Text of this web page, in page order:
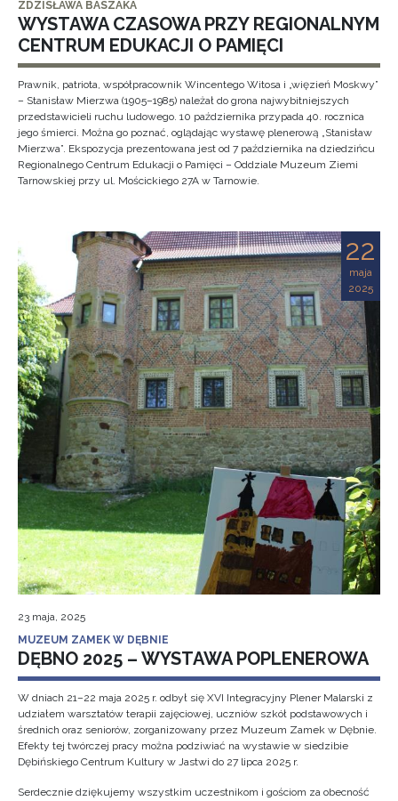
ZDZISŁAWA BASZAKA
WYSTAWA CZASOWA PRZY REGIONALNYM
CENTRUM EDUKACJI O PAMIĘCI
Prawnik, patriota, współpracownik Wincentego Witosa i „więzień Moskwy”
– Stanisław Mierzwa (1905–1985) należał do grona najwybitniejszych
przedstawicieli ruchu ludowego. 10 października przypada 40. rocznica
jego śmierci. Można go poznać, oglądając wystawę plenerową „Stanisław
Mierzwa”. Ekspozycja prezentowana jest od 7 października na dziedzińcu
Regionalnego Centrum Edukacji o Pamięci – Oddziale Muzeum Ziemi
Tarnowskiej przy ul. Mościckiego 27A w Tarnowie.
22
maja
2025
23 maja, 2025
MUZEUM ZAMEK W DĘBNIE
DĘBNO 2025 – WYSTAWA POPLENEROWA
W dniach 21–22 maja 2025 r. odbył się XVI Integracyjny Plener Malarski z
udziałem warsztatów terapii zajęciowej, uczniów szkół podstawowych i
średnich oraz seniorów, zorganizowany przez Muzeum Zamek w Dębnie.
Efekty tej twórczej pracy można podziwiać na wystawie w siedzibie
Dębińskiego Centrum Kultury w Jastwi do 27 lipca 2025 r.
Serdecznie dziękujemy wszystkim uczestnikom i gościom za obecność